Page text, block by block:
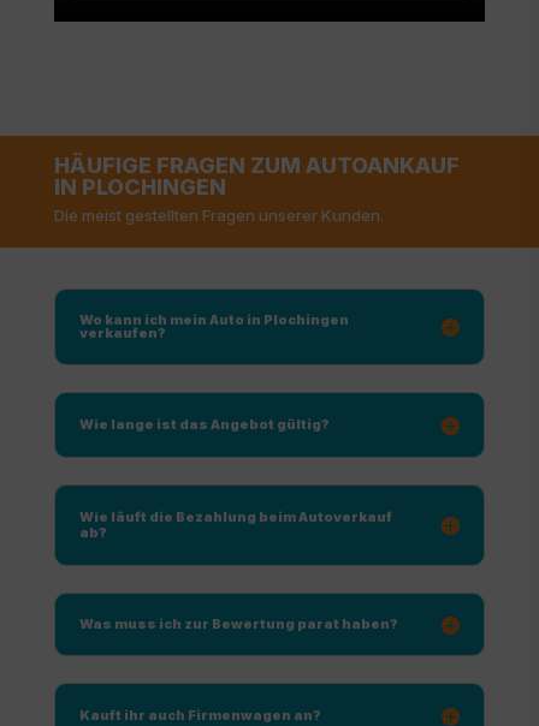
HÄUFIGE FRAGEN ZUM AUTOANKAUF
IN PLOCHINGEN
Die meist gestellten Fragen unserer Kunden.
Wo kann ich mein Auto in Plochingen
verkaufen?
Wie lange ist das Angebot gültig?
Wie läuft die Bezahlung beim Autoverkauf
ab?
Was muss ich zur Bewertung parat haben?
Kauft ihr auch Firmenwagen an?